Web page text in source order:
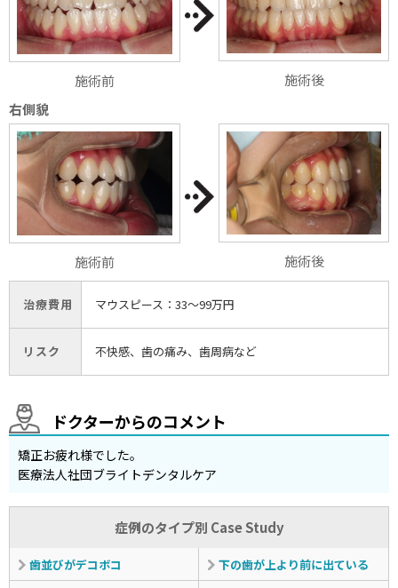
施術前
施術後
右側貌
施術前 施術後
治療費用 マウスピース：33〜99万円
リスク 不快感、歯の痛み、歯周病など
ドクターからのコメント
矯正お疲れ様でした。
医療法人社団ブライトデンタルケア
症例のタイプ別 Case Study
歯並びがデコボコ
下の歯が上より前に出ている